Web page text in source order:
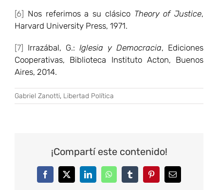
[6] Nos referimos a su clásico Theory of Justice,
Harvard University Press, 1971.
[7] Irrazábal, G.: Iglesia y Democracia, Ediciones
Cooperativas, Biblioteca Instituto Acton, Buenos
Aires, 2014.
Gabriel Zanotti, Libertad Política
¡Compartí este contenido!
FacebookTwitterLinkedInWhatsAppTumblrPinterestCorreo
electrónico